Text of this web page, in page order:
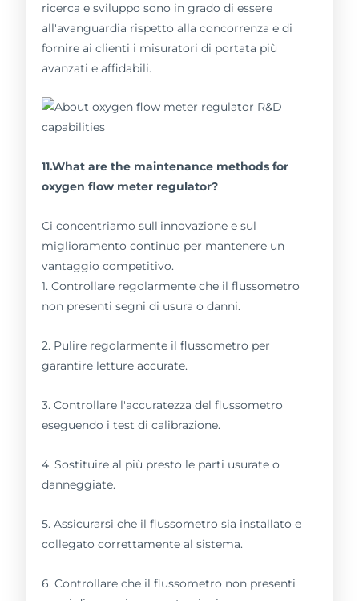
ricerca e sviluppo sono in grado di essere
all'avanguardia rispetto alla concorrenza e di
fornire ai clienti i misuratori di portata più
avanzati e affidabili.
11.What are the maintenance methods for
oxygen flow meter regulator?
Ci concentriamo sull'innovazione e sul
miglioramento continuo per mantenere un
vantaggio competitivo.
1. Controllare regolarmente che il flussometro
non presenti segni di usura o danni.
2. Pulire regolarmente il flussometro per
garantire letture accurate.
3. Controllare l'accuratezza del flussometro
eseguendo i test di calibrazione.
4. Sostituire al più presto le parti usurate o
danneggiate.
5. Assicurarsi che il flussometro sia installato e
collegato correttamente al sistema.
6. Controllare che il flussometro non presenti